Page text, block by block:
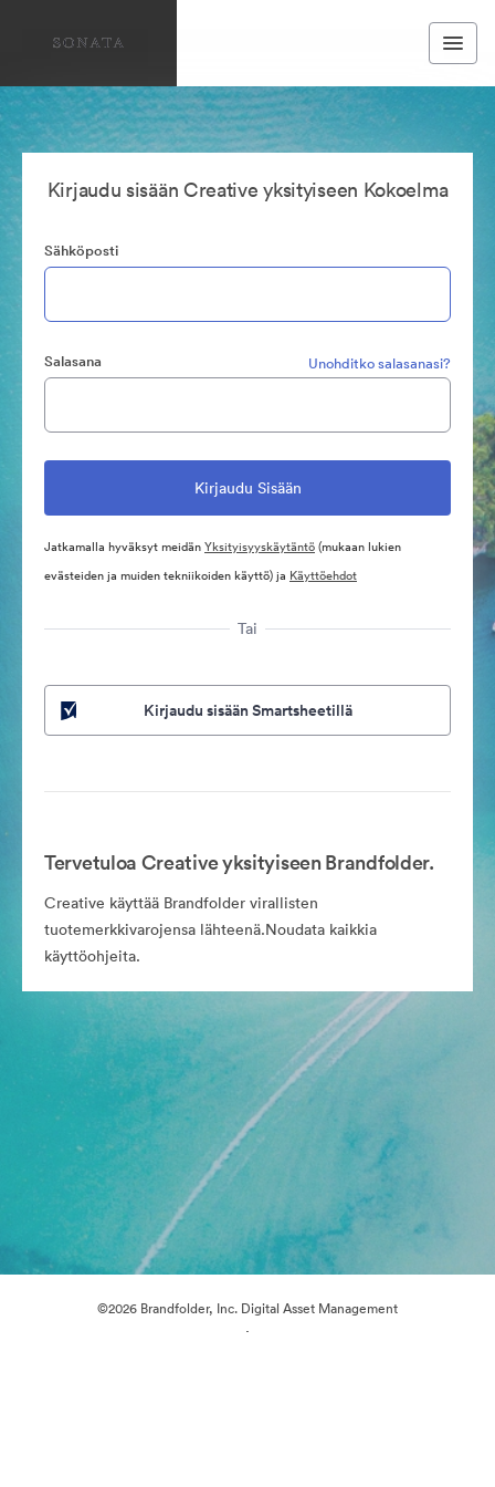
Kirjaudu sisään Creative yksityiseen Kokoelma
Sähköposti
Salasana Unohditko salasanasi?
Jatkamalla hyväksyt meidänYksityisyyskäytäntö(mukaan lukien
evästeiden ja muiden tekniikoiden käyttö) ja Käyttöehdot
Tai
Kirjaudu sisään Smartsheetillä
Tervetuloa Creative yksityiseen Brandfolder.
Creative käyttää Brandfolder virallisten
tuotemerkkivarojensa lähteenä.Noudata kaikkia
käyttöohjeita.
©2026 Brandfolder, Inc. Digital Asset Management
·